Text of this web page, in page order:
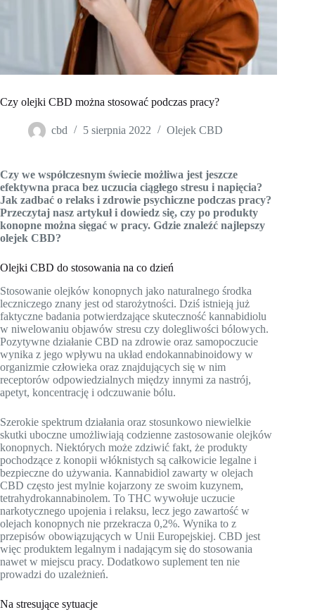
Czy olejki CBD można stosować podczas pracy?
cbd 5 sierpnia 2022 Olejek CBD
Czy we współczesnym świecie możliwa jest jeszcze
efektywna praca bez uczucia ciągłego stresu i napięcia?
Jak zadbać o relaks i zdrowie psychiczne podczas pracy?
Przeczytaj nasz artykuł i dowiedz się, czy po produkty
konopne można sięgać w pracy. Gdzie znaleźć najlepszy
olejek CBD?
Olejki CBD do stosowania na co dzień
Stosowanie olejków konopnych jako naturalnego środka
leczniczego znany jest od starożytności. Dziś istnieją już
faktyczne badania potwierdzające skuteczność kannabidiolu
w niwelowaniu objawów stresu czy dolegliwości bólowych.
Pozytywne działanie CBD na zdrowie oraz samopoczucie
wynika z jego wpływu na układ endokannabinoidowy w
organizmie człowieka oraz znajdujących się w nim
receptorów odpowiedzialnych między innymi za nastrój,
apetyt, koncentrację i odczuwanie bólu.
Szerokie spektrum działania oraz stosunkowo niewielkie
skutki uboczne umożliwiają codzienne zastosowanie olejków
konopnych. Niektórych może zdziwić fakt, że produkty
pochodzące z konopii włóknistych są całkowicie legalne i
bezpieczne do używania. Kannabidiol zawarty w olejach
CBD często jest mylnie kojarzony ze swoim kuzynem,
tetrahydrokannabinolem. To THC wywołuje uczucie
narkotycznego upojenia i relaksu, lecz jego zawartość w
olejach konopnych nie przekracza 0,2%. Wynika to z
przepisów obowiązujących w Unii Europejskiej. CBD jest
więc produktem legalnym i nadającym się do stosowania
nawet w miejscu pracy. Dodatkowo suplement ten nie
prowadzi do uzależnień.
Na stresujące sytuacje